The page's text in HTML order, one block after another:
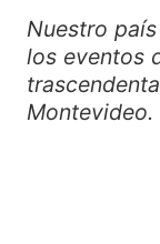
Nuestro
los eventos
Montevideo.